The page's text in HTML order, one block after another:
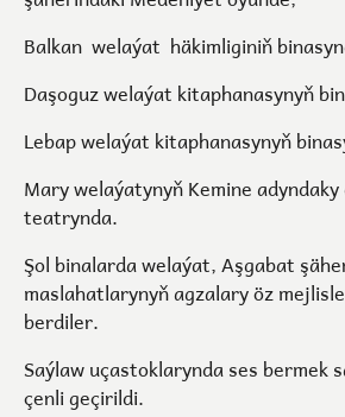
Balkan welaýat häkimliginiň
Daşoguz welaýat kitaphanasynyň
Lebap welaýat kitaphanasynyň
Mary welaýatynyň Kemine
teatrynda.
Şol binalarda welaýat, Aşgabat
maslahatlarynyň agzalary öz
berdiler.
Saýlaw uçastoklarynda ses bermek
çenli geçirildi.